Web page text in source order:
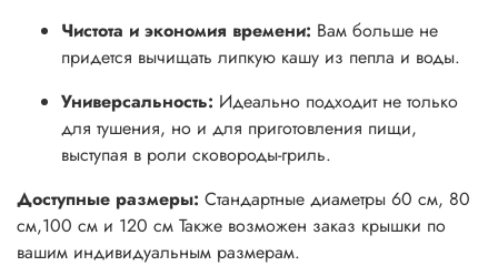
Чистота и экономия времени: Вам больше не
придется вычищать липкую кашу из пепла и воды.
Универсальность: Идеально подходит не только
для тушения, но и для приготовления пищи,
выступая в роли сковороды-гриль.
Доступные размеры: Стандартные диаметры 60 см, 80
см,100 см и 120 см Также возможен заказ крышки по
вашим индивидуальным размерам.